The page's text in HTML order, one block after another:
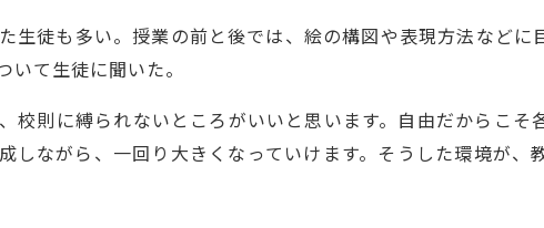
生徒も多い。授業の前と後では、絵の構図や表現方法など
て生徒に聞いた。
校則に縛られないところがいいと思います。自由だからこ
しながら、一回り大きくなっていけます。そうした環境が、